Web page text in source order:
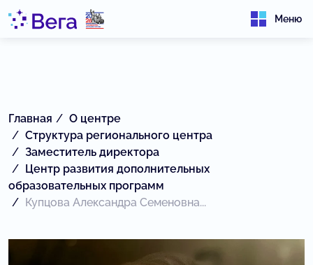
Меню
Главная
О центре
Структура регионального центра
Заместитель директора
Центр развития дополнительных
образовательных программ
Купцова Александра Семеновна...